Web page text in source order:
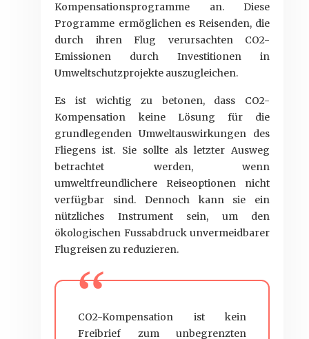
Kompensationsprogramme an. Diese
Programme ermöglichen es Reisenden, die
durch ihren Flug verursachten CO2-
Emissionen durch Investitionen in
Umweltschutzprojekte auszugleichen.
Es ist wichtig zu betonen, dass CO2-
Kompensation keine Lösung für die
grundlegenden Umweltauswirkungen des
Fliegens ist. Sie sollte als letzter Ausweg
betrachtet werden, wenn
umweltfreundlichere Reiseoptionen nicht
verfügbar sind. Dennoch kann sie ein
nützliches Instrument sein, um den
ökologischen Fussabdruck unvermeidbarer
Flugreisen zu reduzieren.
CO2-Kompensation ist kein
Freibrief zum unbegrenzten